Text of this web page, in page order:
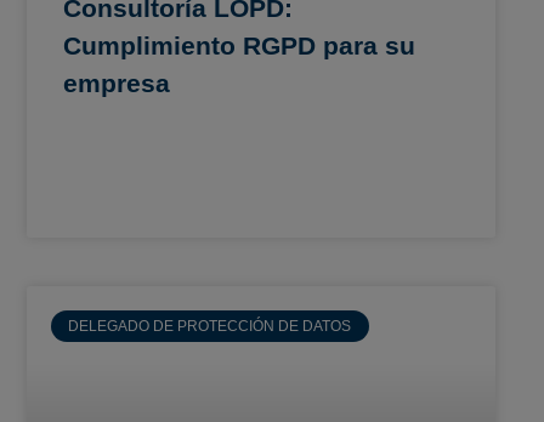
Consultoría LOPD:
Cumplimiento RGPD para su
empresa
DELEGADO DE PROTECCIÓN DE DATOS